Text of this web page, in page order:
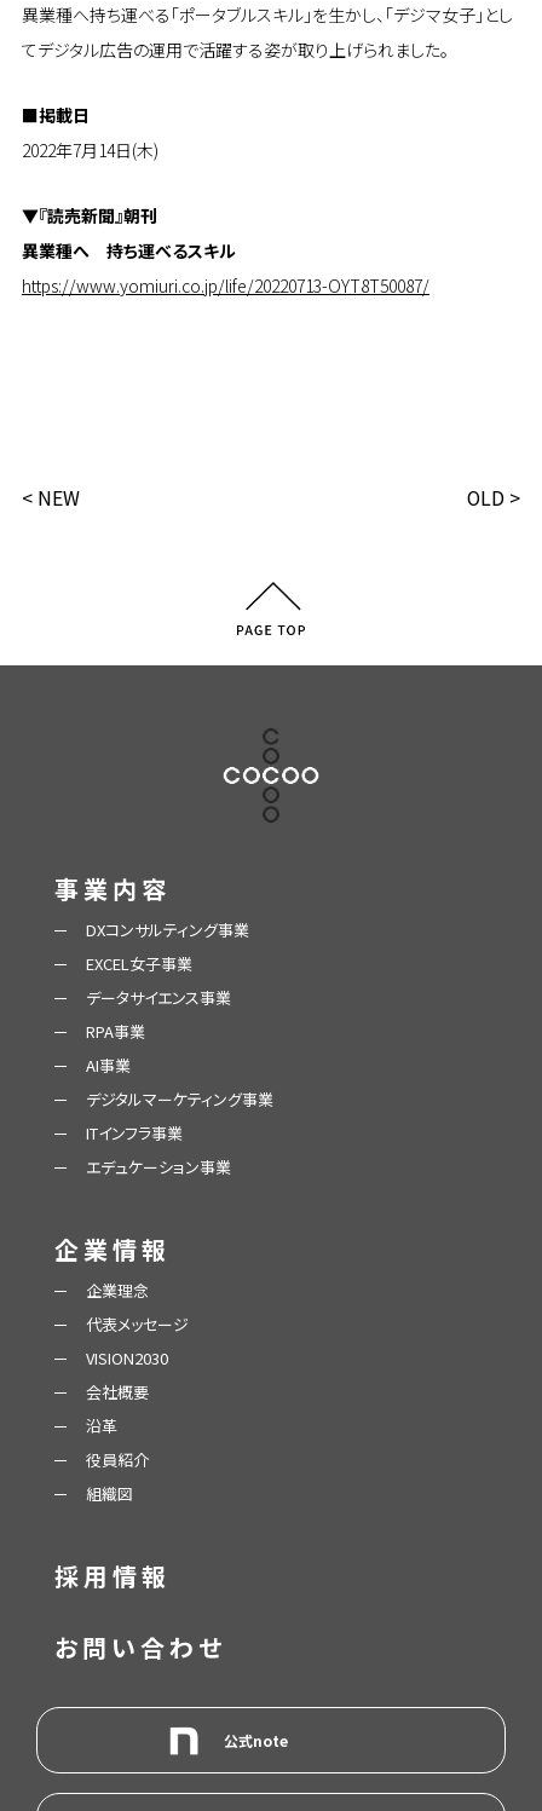
異業種へ持ち運べる「ポータブルスキル」を生かし、「デジマ女子」とし
てデジタル広告の運用で活躍する姿が取り上げられました。
■掲載日
2022年7月14日(木)
​▼『読売新聞』朝刊
異業種へ 持ち運べるスキル
https://www.yomiuri.co.jp/life/20220713-OYT8T50087/
< NEW OLD >
事業内容
DXコンサルティング事業
EXCEL女子事業
データサイエンス事業
RPA事業
AI事業
デジタルマーケティング事業
ITインフラ事業
エデュケーション事業
企業情報
企業理念
代表メッセージ
VISION2030
会社概要
沿革
役員紹介
組織図
採用情報
お問い合わせ
公式note